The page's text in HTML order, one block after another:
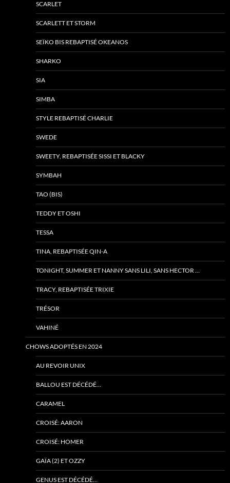
SCARLET
SCARLETT ET STORM
SEÏKO BIS REBAPTISÉ OKEANOS
SHARKO
SIA
SIMBA
STYLE REBAPTISÉ CHARLIE
SWEDE
SWEETY, REBAPTISÉE SISSI ET BLACKY
SYMBAH
TAO (BIS)
TEDDY ET OSHI
TESSA
TINA, REBAPTISÉE QIN-A
TONIGHT, SUMMER ET NANNY SANS LILI, SANS HECTOR …
TRACY, REBAPTISÉE TRIXIE
TRÉSOR
VAHINÉ
CHOWS ADOPTÉS EN 2024
AU REVOIR UNIX
BALLOU EST DÉCÉDÉ…
CARAMEL
CROISÉ: AARON
CROISÉ: HOMER
GAÏA (2) ET OZZY
GENUS EST DÉCÉDÉ…